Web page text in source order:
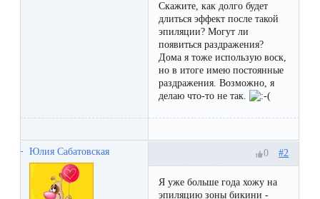
сайта
Сфинксе
и
Формула-1
Скажите, как долго будет
длиться эффект после такой
эпиляции? Могут ли
появиться раздражения?
Дома я тоже использую воск,
но в итоге имею постоянные
раздражения. Возможно, я
делаю что-то не так.
Юлия Сабатовская #2
0
Я уже больше года хожу на
эпиляцию зоны бикини -